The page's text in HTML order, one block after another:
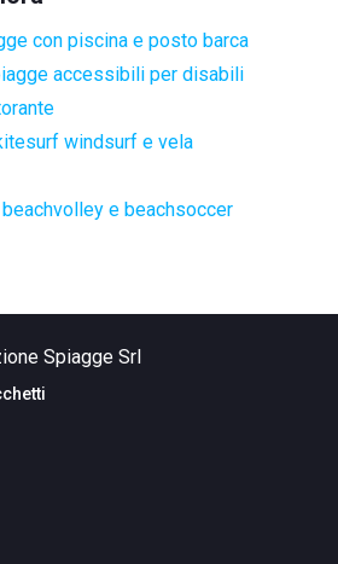
con piscina e posto barca
accessibili per disabili
windsurf e vela
e beachsoccer
Spiagge Srl